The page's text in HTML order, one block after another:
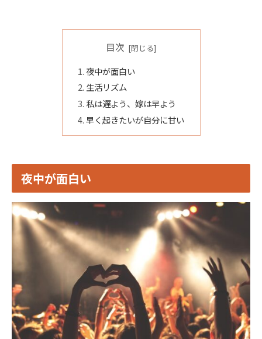
目次
夜中が面白い
生活リズム
私は遅よう、嫁は早よう
早く起きたいが自分に甘い
夜中が面白い